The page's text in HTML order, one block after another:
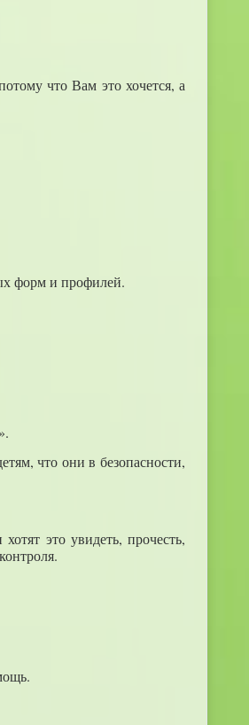
что Вам это хочется, а
форм и профилей.
что они в безопасности,
это увидеть, прочесть,